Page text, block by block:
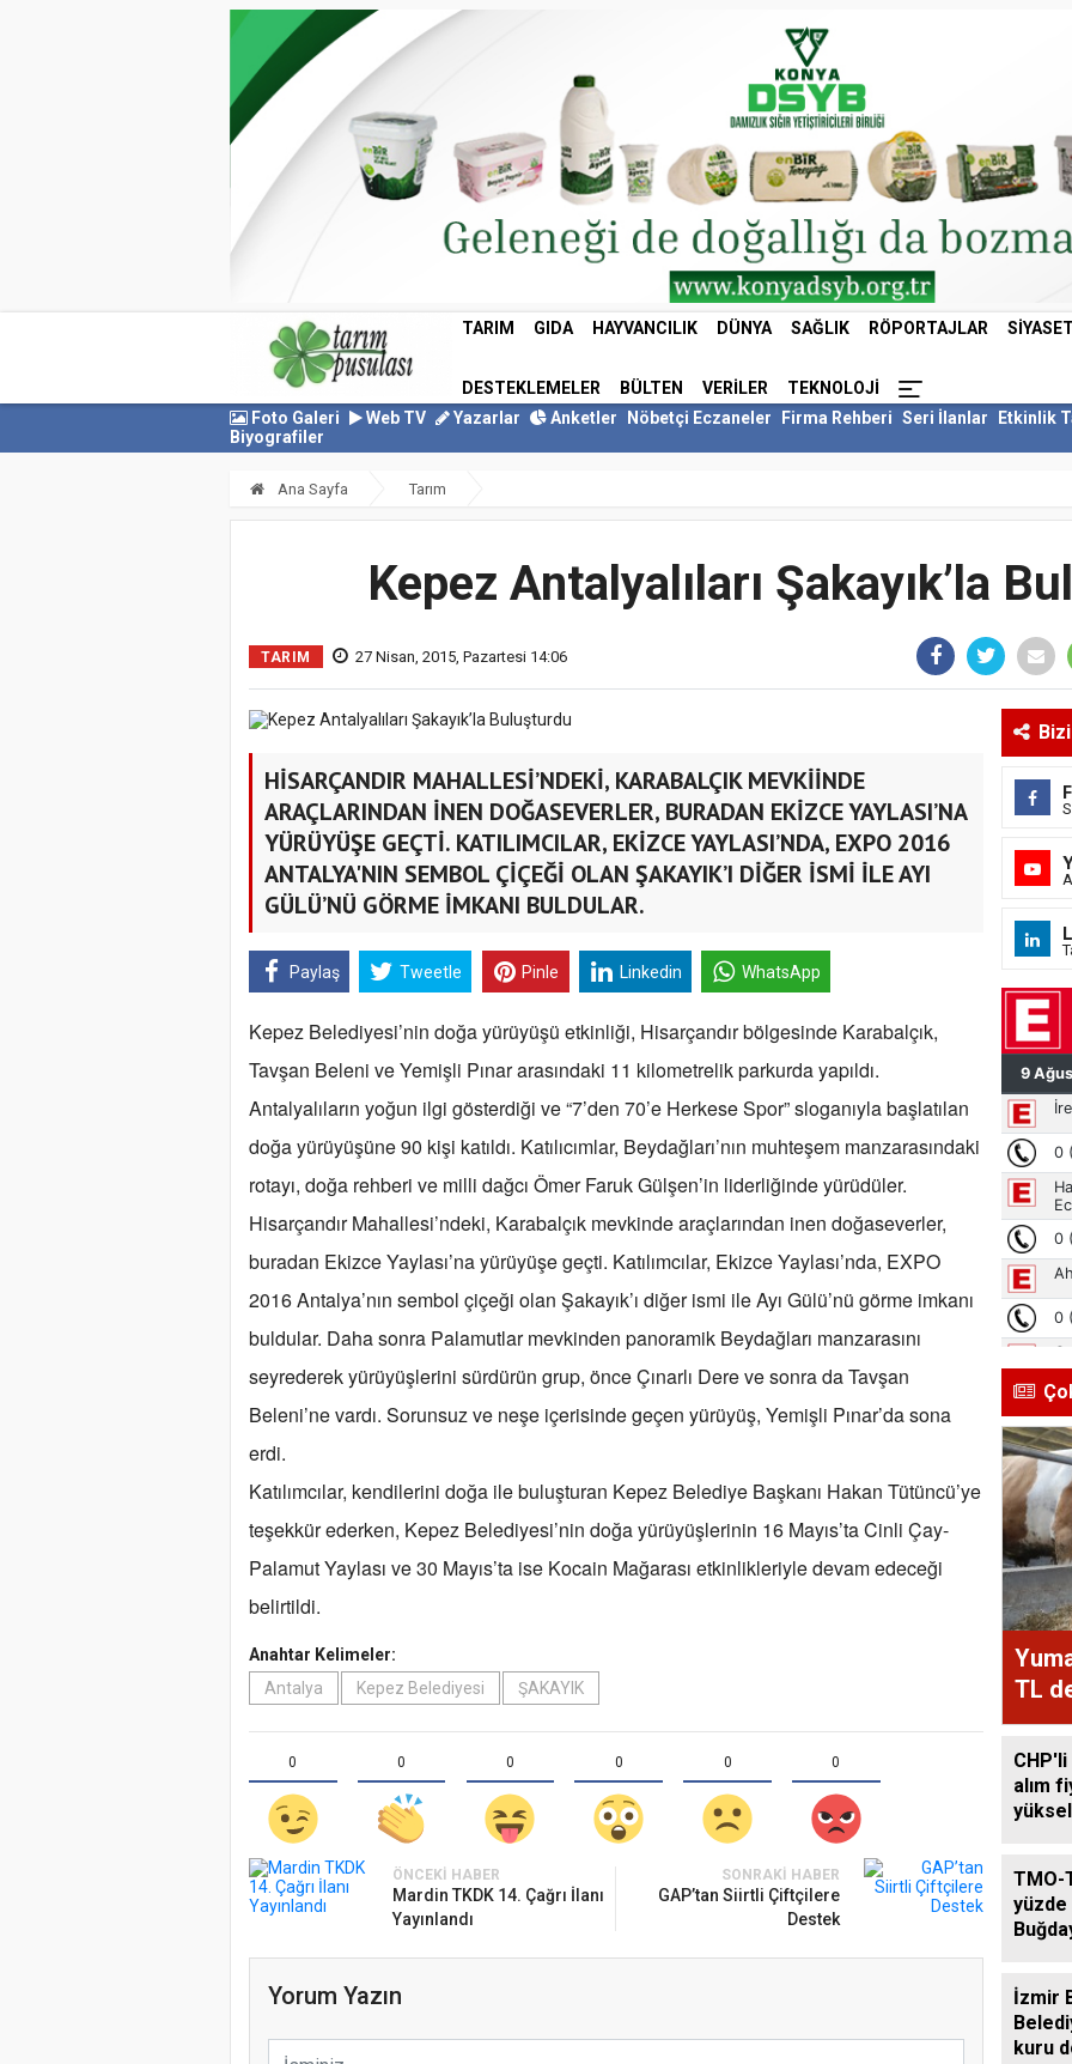
TARIM GIDA HAYVANCILIK DÜNYA SAĞLIK RÖPORTAJLAR SIYASET
DESTEKLEMELER BÜLTEN VERILER
TEKNOLOJI
Foto Galeri
Web TV Yazarlar Anketler Nöbetçi Eczaneler Firma Rehberi Seri İlanlar
Etkinlik
Biyografiler
Ana Sayfa Tarım
Kepez Antalyalıları Şakayık’la
TARIM 27 Nisan, 2015, Pazartesi 14:06
HİSARÇANDIR MAHALLESİ’NDEKİ, KARABALÇIK MEVKİİNDE
ARAÇLARINDAN İNEN DOĞASEVERLER, BURADAN EKİZCE YAYLASI’NA
YÜRÜYÜŞE GEÇTİ. KATILIMCILAR, EKİZCE YAYLASI’NDA, EXPO 2016
ANTALYA'NIN SEMBOL ÇİÇEĞİ OLAN ŞAKAYIK’I DİĞER İSMİ İLE AYI
GÜLÜ’NÜ GÖRME İMKANI BULDULAR.
Paylaş Tweetle Pinle Linkedin WhatsApp
Kepez Belediyesi’nin doğa yürüyüşü etkinliği, Hisarçandır bölgesinde Karabalçık,
Tavşan Beleni ve Yemişli Pınar arasındaki 11 kilometrelik parkurda yapıldı.
Antalyalıların yoğun ilgi gösterdiği ve “7’den 70’e Herkese Spor” sloganıyla başlatılan
doğa yürüyüşüne 90 kişi katıldı. Katılıcımlar, Beydağları’nın muhteşem manzarasındaki
rotayı, doğa rehberi ve milli dağcı Ömer Faruk Gülşen’in liderliğinde yürüdüler.
Hisarçandır Mahallesi’ndeki, Karabalçık mevkinde araçlarından inen doğaseverler,
buradan Ekizce Yaylası’na yürüyüşe geçti. Katılımcılar, Ekizce Yaylası’nda, EXPO
2016 Antalya’nın sembol çiçeği olan Şakayık’ı diğer ismi ile Ayı Gülü’nü görme imkanı
buldular. Daha sonra Palamutlar mevkinden panoramik Beydağları manzarasını
seyrederek yürüyüşlerini sürdürün grup, önce Çınarlı Dere ve sonra da Tavşan
Beleni’ne vardı. Sorunsuz ve neşe içerisinde geçen yürüyüş, Yemişli Pınar’da sona
erdi.
Katılımcılar, kendilerini doğa ile buluşturan Kepez Belediye Başkanı Hakan Tütüncü’ye
teşekkür ederken, Kepez Belediyesi’nin doğa yürüyüşlerinin 16 Mayıs’ta Cinli Çay-
Palamut Yaylası ve 30 Mayıs’ta ise Kocain Mağarası etkinlikleriyle devam edeceği
belirtildi.
Anahtar Kelimeler:
Antalya
Kepez Belediyesi ŞAKAYIK
0 0 0 0 0 0
ÖNCEKI HABER
Mardin TKDK 14. Çağrı İlanı
Yayınlandı
SONRAKI HABER
GAP’tan Siirtli Çiftçilere
Destek
Yorum Yazın
TL
CHP'li
alım
TMO-
yüzde
İzmir
kuru